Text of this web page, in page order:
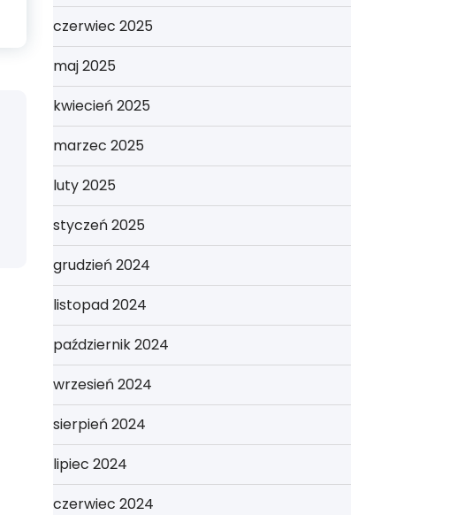
czerwiec 2025
maj 2025
kwiecień 2025
marzec 2025
luty 2025
styczeń 2025
grudzień 2024
listopad 2024
październik 2024
wrzesień 2024
sierpień 2024
lipiec 2024
czerwiec 2024